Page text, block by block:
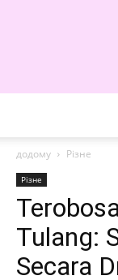
додому
Різне
Різне
Tulang:
Secara